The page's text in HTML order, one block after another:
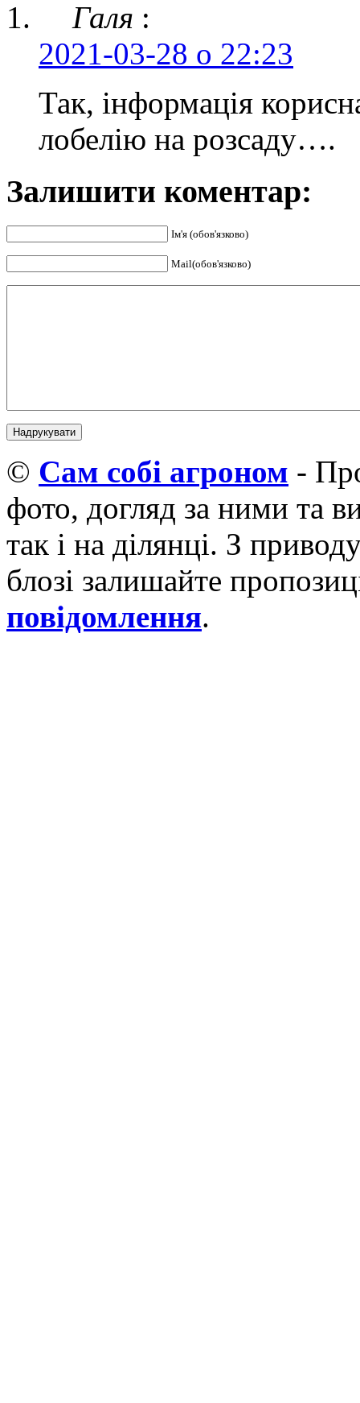
Галя :
2021-03-28 о 22:23
Так, інформація
лобелію на розсаду….
Залишити коментар:
Ім'я (обов'язково)
Mail(обов'язково)
© Cам собі агроном -
фото, догляд за ними та
так і на ділянці. З
блозі залишайте
повідомлення.